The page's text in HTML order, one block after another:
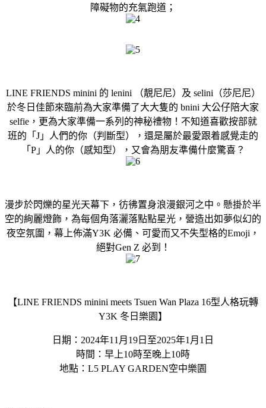
障礙物的充氣跑道；
LINE FRIENDS minini 的 lenini （靚尼尼）及 selini（莎尼尼）
於冬日佳節來臨前為大家準備了大大隻的 bnini 大公仔陪大家
selfie，更為大家準備一系列的神秘禮物！不知道喜歡按部就
班的「J」人們的你（判斷型），還是屬於最愛跟着感覺走的
「P」人的你（感知型），又會為朋友準備什麼驚喜？
漫步於閃爍的星光天幕下，彷彿置身浪漫銀河之中。懸掛於半
空的絢麗燈飾，為每個角落灑落點點星光，營造出如夢似幻的
夜空氛圍，幕上佈滿Y3K 必備、可愛而又不失型格的Emoji，
絕對Gen Z 必到！
【LINE FRIENDS minini meets Tsuen Wan Plaza 16型人格玩轉
Y3K 冬日樂園】
日期：2024年11月19日至2025年1月1日
時間：早上10時至晚上10時
地點：L5 PLAY GARDEN空中樂園